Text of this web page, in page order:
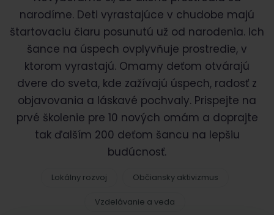
narodíme. Deti vyrastajúce v chudobe majú
štartovaciu čiaru posunutú už od narodenia. Ich
šance na úspech ovplyvňuje prostredie, v
ktorom vyrastajú. Omamy deťom otvárajú
dvere do sveta, kde zažívajú úspech, radosť z
objavovania a láskavé pochvaly. Prispejte na
prvé školenie pre 10 nových omám a doprajte
tak ďalším 200 deťom šancu na lepšiu
budúcnosť.
Lokálny rozvoj Občiansky aktivizmus
Vzdelávanie a veda